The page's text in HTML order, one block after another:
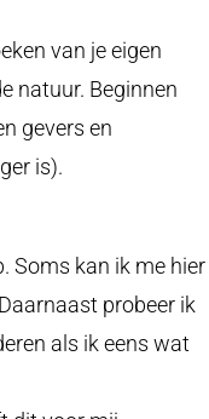
van je eigen
natuur. Beginnen
gevers en
is).
Soms kan ik me hier
probeer ik
als ik eens wat